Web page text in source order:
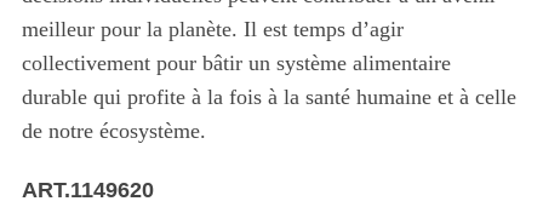
meilleur pour la planète. Il est temps d’agir
collectivement pour bâtir un système alimentaire
durable qui profite à la fois à la santé humaine et à celle
de notre écosystème.
ART.1149620